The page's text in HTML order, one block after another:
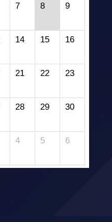
7 8 9
14 15 16
21 22 23
28 29 30
4 5 6